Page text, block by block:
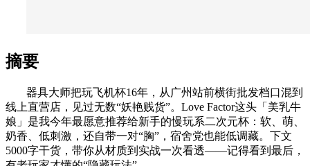
摘要
器具大师把玩飞机杯16年，从广州站前横街批发档口混到
线上直营店，见过无数“妖艳贱货”。Love Factor这头「美乳牛
娘」是我今年最愿意推荐给新手的慢玩系二次元杯：软、萌、
奶香、低刺激，还自带一对“胸”，宿舍党也能低调藏。下文
5000字干货，带你从材质到实战一次看透——记得看到最后，